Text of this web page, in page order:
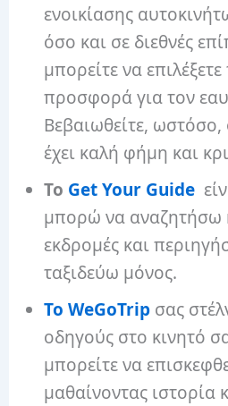
ενοικίασης
όσο και σε διεθνές
μπορείτε να
προσφορά για τον
Βεβαιωθείτε, ωστόσο,
έχει καλή φήμη και
Το Get Your Guide
μπορώ να αναζητήσω
εκδρομές και
ταξιδεύω μόνος.
Το WeGoTrip σας
οδηγούς στο κινητό
μπορείτε να
μαθαίνοντας ιστορία